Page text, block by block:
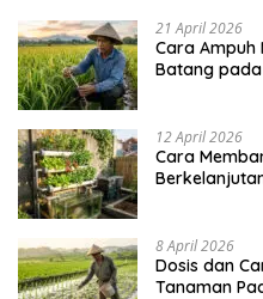
21 April 2026
Cara Ampuh
Batang
12 April 2026
Cara
8 April 2026
Dosis dan
Tanaman